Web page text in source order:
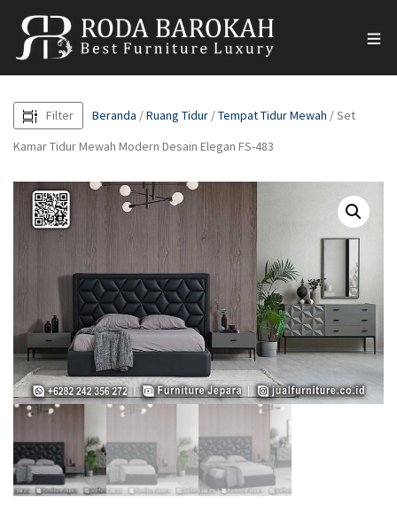
Filter Beranda /Ruang Tidur /Tempat Tidur Mewah / Set
Kamar Tidur Mewah Modern Desain Elegan FS-483